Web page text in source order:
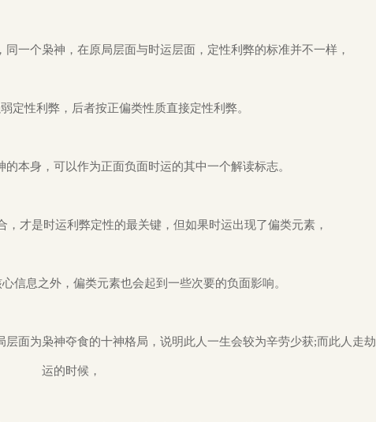
同一个枭神，在原局层面与时运层面，定性利弊的标准并不一样，
定性利弊，后者按正偏类性质直接定性利弊。
本身，可以作为正面负面时运的其中一个解读标志。
，才是时运利弊定性的最关键，但如果时运出现了偏类元素，
信息之外，偏类元素也会起到一些次要的负面影响。
面为枭神夺食的十神格局，说明此人一生会较为辛劳少获;而此人走劫
运的时候，